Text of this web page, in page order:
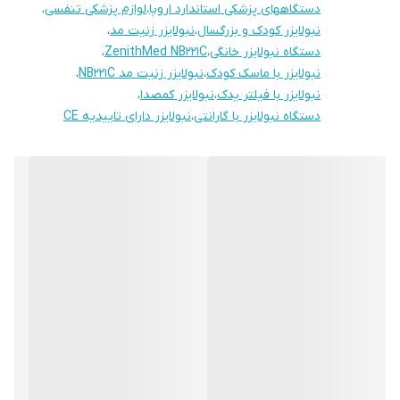
محصول کمپانی معتبر ZenithMed سوئیس ، تولید توسط
کمپانی معتبر HONSUN چین
دارای سرتیفیکیشن CE اروپا (استاندارد کیفیت و ایمنی)
مجهز به نشان WEEE و لوگوی تجهیزات الکتریکی اتحادیه اروپا
دستگاههای پزشکی استاندارد اروپا،لوازم پزشکی تنفسی،
نبولایزر کودک و بزرگسال،نبولایزر زنیت مد،
دستگاه نبولایزر خانگی،ZenithMed NB221C،
نبولایزر با ماسک کودک،نبولایزر زنیت مد NB221C
،
نبولایزر با فیلتر یدک،نبولایزر کمصدا،
دستگاه نبولایزر با گارانتی،نبولایزر دارای تاییدیه CE